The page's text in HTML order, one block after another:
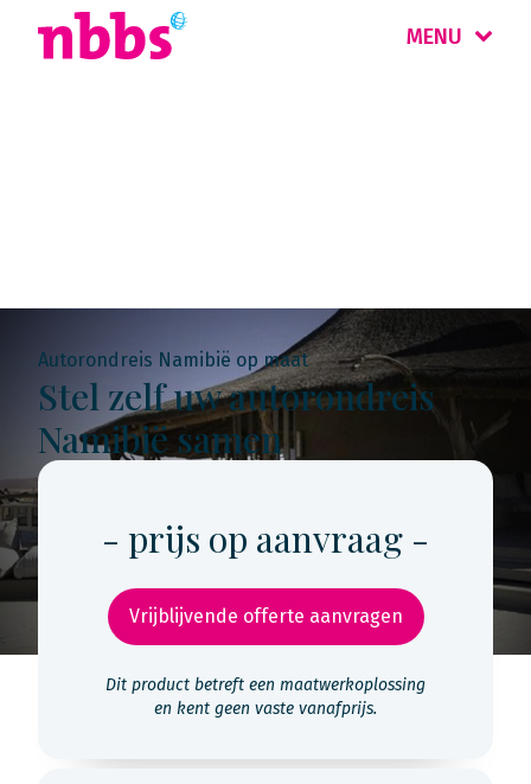
MENU
Autorondreis Namibië op maat
Stel zelf uw autorondreis
Namibië samen
- prijs op aanvraag -
Vrijblijvende offerte aanvragen
Dit product betreft een maatwerkoplossing
en kent geen vaste vanafprijs.